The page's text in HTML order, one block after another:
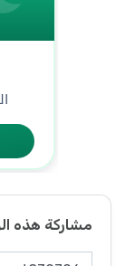
مشاركة هذه